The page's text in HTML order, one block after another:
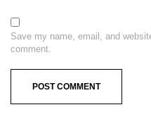
Save my name, email, and
comment.